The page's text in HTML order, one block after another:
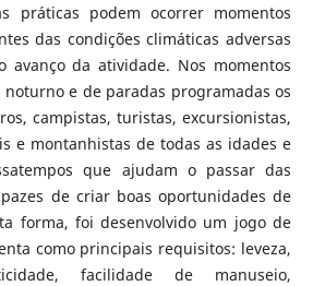
práticas podem ocorrer momentos
das condições climáticas adversas
avanço da atividade. Nos momentos
noturno e de paradas programadas os
campistas, turistas, excursionistas,
e montanhistas de todas as idades e
que ajudam o passar das
de criar boas oportunidades de
forma, foi desenvolvido um jogo de
como principais requisitos: leveza,
facilidade de manuseio,